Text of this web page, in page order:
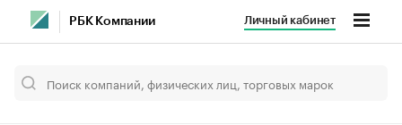
РБК Компании Личный кабинет